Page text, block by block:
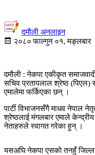
दमौली अनलाइन
२०८० फाल्गुन ०१, मङ्लबार
दमौली : नेकपा एकीकृत
सचिव प्रतापलाल श्रेष्ठ
एमालेमा फर्किएका छन् ।
पार्टी विभाजनसँगै माधव नेपाल
श्रेष्ठलाई मंगलबार एमाले केन्द्रीय
नेताहरुले स्वागत गरेका हुन् ।
यसअघि नेकपा एसको तनहुँ